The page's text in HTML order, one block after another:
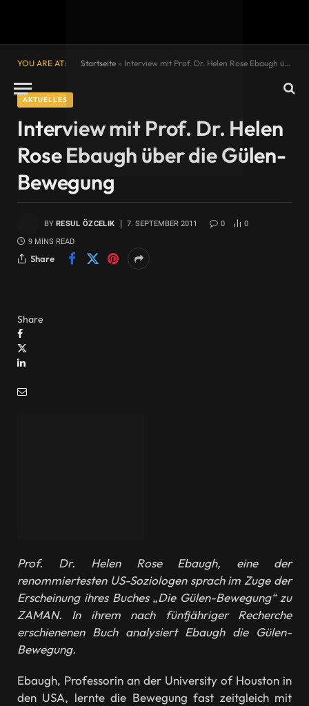
YOU ARE AT: Startseite » Interview mit Prof. Dr. Helen Rose Ebaugh über die Gülen-Bewegung
AKTUELLES
Interview mit Prof. Dr. Helen
Rose Ebaugh über die Gülen-
Bewegung
BY RESUL ÖZCELIK 7. SEPTEMBER 2011 0 0
9 MINS READ
Share
Share
Prof. Dr. Helen Rose Ebaugh, eine der
renommiertesten US-Soziologen sprach im Zuge der
Erscheinung ihres Buches „Die Gülen-Bewegung“ zu
ZAMAN. In ihrem nach fünfjähriger Recherche
erschienenen Buch analysiert Ebaugh die Gülen-
Bewegung.
Ebaugh, Professorin an der University of Houston in
den USA, lernte die Bewegung fast zeitgleich mit